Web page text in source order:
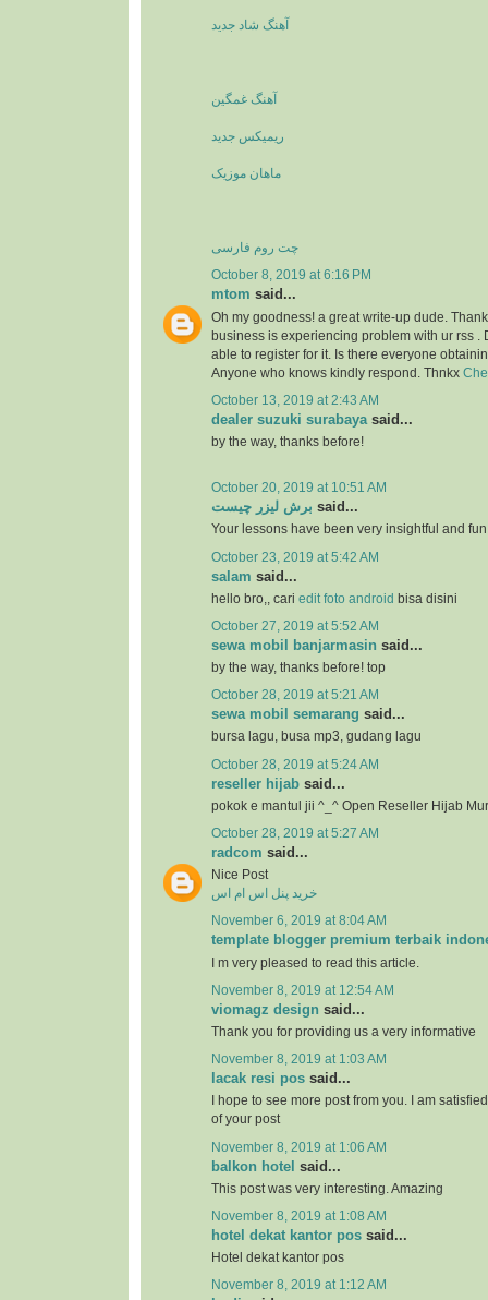
آهنگ شاد جدید
آهنگ غمگین
ریمیکس جدید
ماهان موزیک
چت روم فارسی
October 8, 2019 at 6:16 PM
mtom said...
Oh my goodness! a great write-up dude.
business is experiencing problem with ur rss .
able to register for it. Is there everyone
Anyone who knows kindly respond. Thnkx
October 13, 2019 at 2:43 AM
dealer suzuki surabaya said...
by the way, thanks before!
October 20, 2019 at 10:51 AM
برش لیزر چیست said...
Your lessons have been very insightful and
October 23, 2019 at 5:42 AM
salam said...
hello bro,, cari edit foto android bisa disini
October 27, 2019 at 5:52 AM
sewa mobil banjarmasin said...
by the way, thanks before! top
October 28, 2019 at 5:21 AM
sewa mobil semarang said...
bursa lagu, busa mp3, gudang lagu
October 28, 2019 at 5:24 AM
reseller hijab said...
pokok e mantul jii ^_^ Open Reseller Hijab
October 28, 2019 at 5:27 AM
radcom said...
Nice Post
خرید پنل اس ام اس
November 6, 2019 at 8:04 AM
template blogger premium terbaik
I m very pleased to read this article.
November 8, 2019 at 12:54 AM
viomagz design said...
Thank you for providing us a very informative
November 8, 2019 at 1:03 AM
lacak resi pos said...
I hope to see more post from you. I am
of your post
November 8, 2019 at 1:06 AM
balkon hotel said...
This post was very interesting. Amazing
November 8, 2019 at 1:08 AM
hotel dekat kantor pos said...
Hotel dekat kantor pos
November 8, 2019 at 1:12 AM